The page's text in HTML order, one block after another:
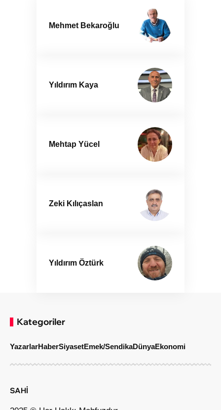
Mehmet Bekaroğlu
Yıldırım Kaya
Mehtap Yücel
Zeki Kılıçaslan
Yıldırım Öztürk
Kategoriler
YazarlarHaberSiyasetEmek/SendikaDünyaEkonomi
SAHİ